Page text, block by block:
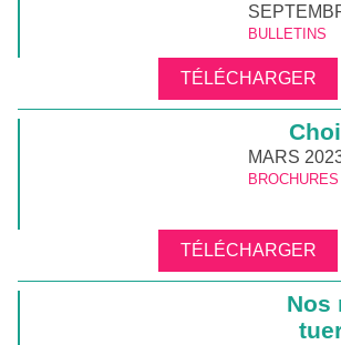
BULLETINS
TÉLÉCHARGER
MARS
BROCHURES
TÉLÉCHARGER
Nos